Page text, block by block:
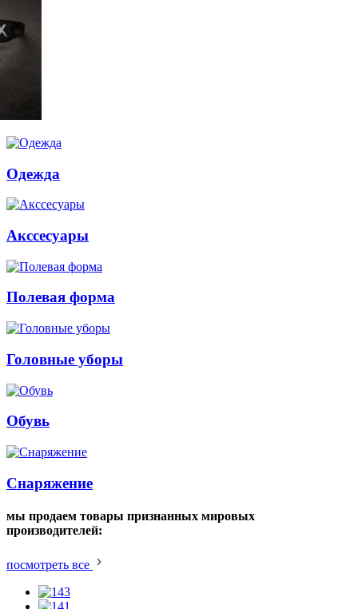
Одежда
Акссесуары
Полевая форма
Головные уборы
Обувь
Снаряжение
мы продаем товары признанных мировых
производителей:
посмотреть все